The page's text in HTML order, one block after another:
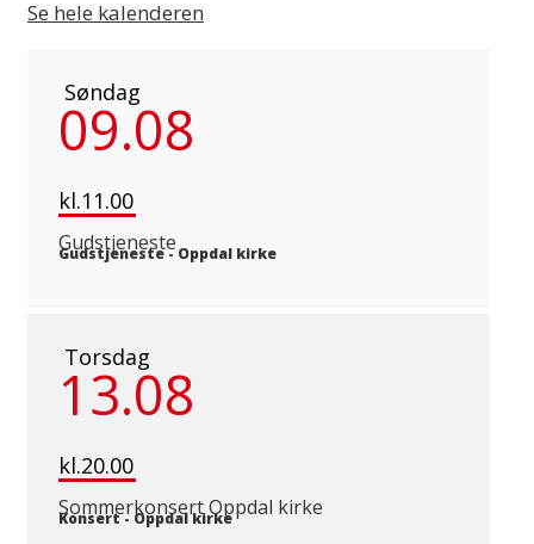
Se hele kalenderen
Søndag
09.08
kl.11.00
Gudstjeneste
Gudstjeneste-Oppdal kirke
Torsdag
13.08
kl.20.00
Sommerkonsert Oppdal kirke
Konsert - Oppdal kirke